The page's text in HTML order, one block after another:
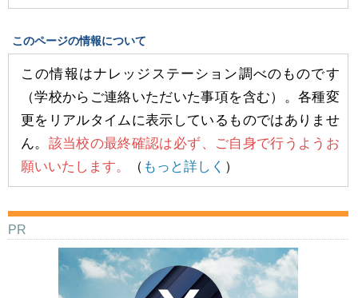
このページの情報について
この情報はナレッジステーション調べのものです
（学校からご連絡いただいた事項を含む）。各種変
更をリアルタイムに表示しているものではありませ
ん。 該当校の最終確認は必ず、ご自身で行うようお
願いいたします。
（ もっと詳しく ）
PR